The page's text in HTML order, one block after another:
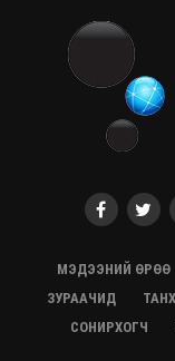
МЭДЭЭНИЙ ӨРӨӨ
ЗУРААЧИД
СОНИРХОГЧ